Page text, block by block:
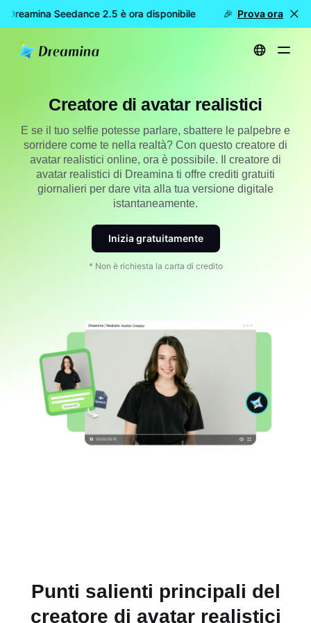
Dreamina Seedance 2.5 è ora disponibile 🎉 Nuovo modello
Prova ora
Home Creatore di avatar realistici
Creatore di avatar realistici
E se il tuo selfie potesse parlare, sbattere le palpebre e
sorridere come te nella realtà? Con questo creatore di
avatar realistici online, ora è possibile. Il creatore di
avatar realistici di Dreamina ti offre crediti gratuiti
giornalieri per dare vita alla tua versione digitale
istantaneamente.
Inizia gratuitamente
* Non è richiesta la carta di credito
Punti salienti principali del
creatore di avatar realistici